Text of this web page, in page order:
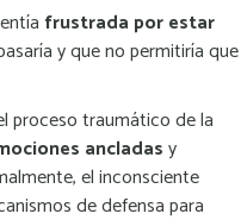
frustrada por estar
y que no permitiría que
proceso traumático de la
ancladasy
el inconsciente
de defensa para